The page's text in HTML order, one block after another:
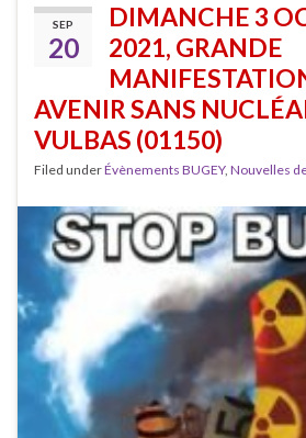
SEP
20
DIMANCHE 3
2021, GRANDE
AVENIR SANS
VULBAS (01150)
Filed underÉvènements BUGEY, Nouvelles